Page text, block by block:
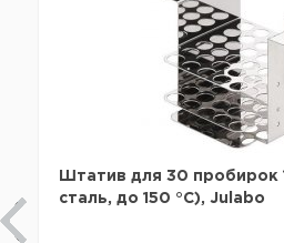
Штатив для 30 пробирок
сталь, до 150 °C), Julabo